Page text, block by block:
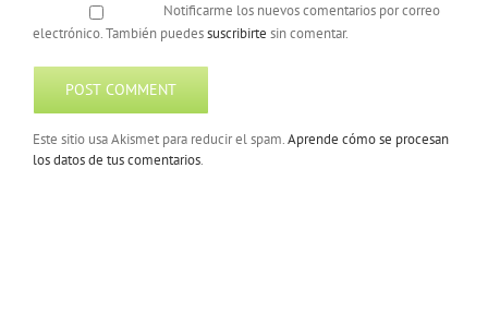
Notificarme los nuevos comentarios por correo
electrónico. También puedessuscribirte sin comentar.
Este sitio usa Akismet para reducir el spam.Aprende cómo se procesan
los datos de tus comentarios.